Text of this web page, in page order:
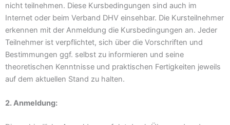
nicht teilnehmen. Diese Kursbedingungen sind auch im
Internet oder beim Verband DHV einsehbar. Die Kursteilnehmer
erkennen mit der Anmeldung die Kursbedingungen an. Jeder
Teilnehmer ist verpflichtet, sich über die Vorschriften und
Bestimmungen ggf. selbst zu informieren und seine
theoretischen Kenntnisse und praktischen Fertigkeiten jeweils
auf dem aktuellen Stand zu halten.
2. Anmeldung: